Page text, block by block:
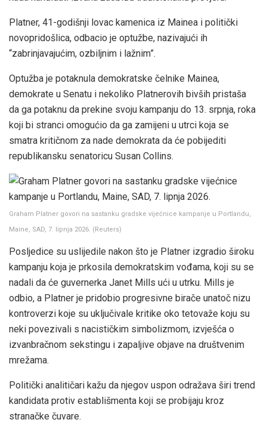
Platner, 41-godišnji lovac kamenica iz Mainea i politički
novopridošlica, odbacio je optužbe, nazivajući ih
“zabrinjavajućim, ozbiljnim i lažnim”.
Optužba je potaknula demokratske čelnike Mainea,
demokrate u Senatu i nekoliko Platnerovih bivših pristaša
da ga potaknu da prekine svoju kampanju do 13. srpnja, roka
koji bi stranci omogućio da ga zamijeni u utrci koja se
smatra kritičnom za nade demokrata da će pobijediti
republikansku senatoricu Susan Collins.
Graham Platner govori na sastanku gradske vijećnice kampanje u Portlandu,
Maine, SAD, 7. lipnja 2026. ( Reuters)
Posljedice su uslijedile nakon što je Platner izgradio široku
kampanju koja je prkosila demokratskim vođama, koji su se
nadali da će guvernerka Janet Mills ući u utrku. Mills je
odbio, a Platner je pridobio progresivne birače unatoč nizu
kontroverzi koje su uključivale kritike oko tetovaže koju su
neki povezivali s nacističkim simbolizmom, izvješća o
izvanbračnom sekstingu i zapaljive objave na društvenim
mrežama.
Politički analitičari kažu da njegov uspon odražava širi trend
kandidata protiv establišmenta koji se probijaju kroz
stranačke čuvare.